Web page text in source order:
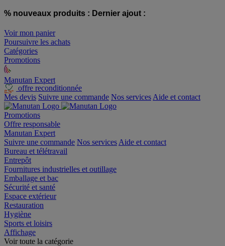
% nouveaux produits : Dernier ajout :
Voir mon panier
Poursuivre les achats
Catégories
Promotions
Manutan Expert
offre reconditionnée
Mes devis Suivre une commande Nos services Aide et contact
Promotions
Offre responsable
Manutan Expert
Suivre une commande Nos services Aide et contact
Bureau et télétravail
Entrepôt
Fournitures industrielles et outillage
Emballage et bac
Sécurité et santé
Espace extérieur
Restauration
Hygiène
Sports et loisirs
Affichage
Voir toute la catégorie